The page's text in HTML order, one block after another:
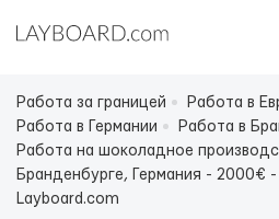
Работа за границей
Работа в
Работа в Германии
Работа в
Работа на шоколадное
Бранденбурге, Германия - 2000€ -
Layboard.com